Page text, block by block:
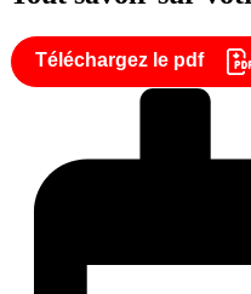
Téléchargez le pdf